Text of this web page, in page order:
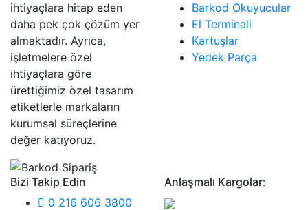
ihtiyaçlara hitap eden
daha pek çok çözüm yer
almaktadır. Ayrıca,
işletmelere özel
ihtiyaçlara göre
ürettiğimiz özel tasarım
etiketlerle markaların
kurumsal süreçlerine
değer katıyoruz.
Barkod Okuyucular
El Terminali
Kartuşlar
Yedek Parça
Bizi Takip Edin
0 216 606 3800
Anlaşmalı Kargolar: